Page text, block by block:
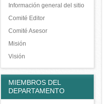
Información general del sitio
Comité Editor
Comité Asesor
Misión
Visión
MIEMBROS DEL
DEPARTAMENTO